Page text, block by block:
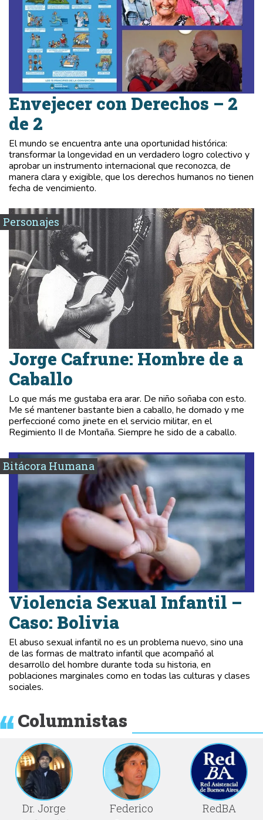
Envejecer con Derechos – 2
de 2
El mundo se encuentra ante una oportunidad histórica:
transformar la longevidad en un verdadero logro colectivo y
aprobar un instrumento internacional que reconozca, de
manera clara y exigible, que los derechos humanos no tienen
fecha de vencimiento.
Personajes
Jorge Cafrune: Hombre de a
Caballo
Lo que más me gustaba era arar. De niño soñaba con esto.
Me sé mantener bastante bien a caballo, he domado y me
perfeccioné como jinete en el servicio militar, en el
Regimiento II de Montaña. Siempre he sido de a caballo.
Bitácora Humana
Violencia Sexual Infantil –
Caso: Bolivia
El abuso sexual infantil no es un problema nuevo, sino una
de las formas de maltrato infantil que acompañó al
desarrollo del hombre durante toda su historia, en
poblaciones marginales como en todas las culturas y clases
sociales.
Columnistas
Dr. Jorge
Federico
RedBA